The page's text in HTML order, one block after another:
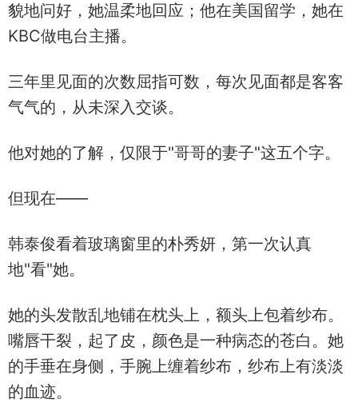
貌地问好，她温柔地回应；他在美国留学，她在
KBC做电台主播。
三年里见面的次数屈指可数，每次见面都是客客
气气的，从未深入交谈。
他对她的了解，仅限于"哥哥的妻子"这五个字。
但现在——
韩泰俊看着玻璃窗里的朴秀妍，第一次认真
地"看"她。
她的头发散乱地铺在枕头上，额头上包着纱布。
嘴唇干裂，起了皮，颜色是一种病态的苍白。她
的手垂在身侧，手腕上缠着纱布，纱布上有淡淡
的血迹。